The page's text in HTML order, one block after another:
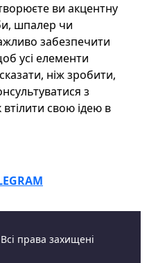
ви акцентну
шпалер чи
забезпечити
усі елементи
ніж зробити,
з
втілити свою ідею в
права захищені